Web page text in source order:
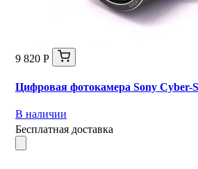
9 820 Р
Цифровая фотокамера Sony Cyber-
В наличии
Бесплатная доставка